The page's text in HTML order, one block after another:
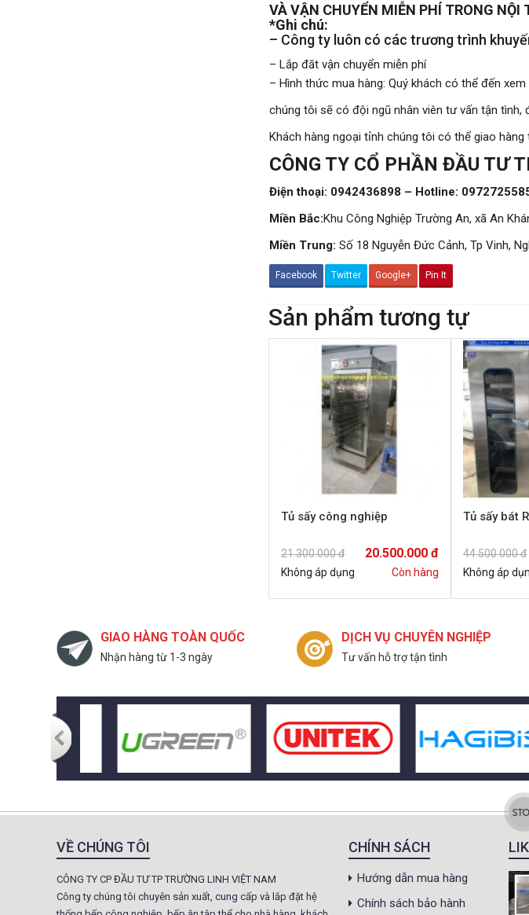
VÀ VẬN CHUYỂN MIỄN PHÍ TRONG NỘI
*Ghi chú:
– Công ty luôn có các trương trình
– Lắp đăt vận chuyển miễn phí
– Hình thức mua hàng: Quý khách có thể đến
chúng tôi sẽ có đội ngũ nhân viên tư vấn tận tình,
Khách hàng ngoại tỉnh chúng tôi có thể giao
CÔNG TY CỔ PHẦN ĐẦU TƯ
Điện thoại: 0942436898 – Hotline:
Miền Bắc:Khu Công Nghiệp Trường An, xã An
Miền Trung:Số 18 Nguyễn Đức Cảnh, Tp Vinh,
Facebook Twitter Google+ Pin It
Sản phẩm tương tự
Tủ sấy công nghiệp
21.300.000 đ 20.500.000 đ
Không áp dụng Còn hàng
Tủ sấy bát
44.500.000 đ
Không áp
Bàn lạnh Hai cánh
inox 1.5m
Không áp
Còn hàng
nướng Berjaya
Không áp
Còn hàng
Tủ sấy cốc
8.500.000 đ
7.800.000 đ
GIAO HÀNG TOÀN QUỐC
Nhận hàng từ 1-3 ngày
DỊCH VỤ CHUYÊN NGHIỆP
Tư vấn hỗ trợ tận tình
VỀ CHÚNG TÔI
CÔNG TY CP ĐẦU TƯ TP TRƯỜNG LINH VIỆT NAM
Công ty chúng tôi chuyên sản xuất, cung cấp và lắp đặt hệ
CHÍNH SÁCH
Hướng dẫn mua hàng
Chính sách bảo hành